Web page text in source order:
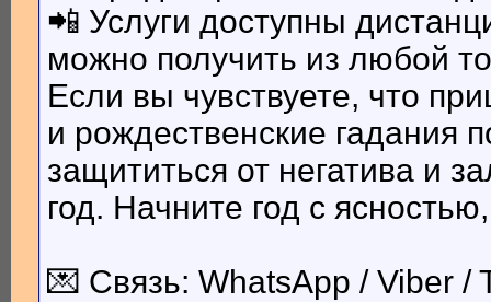
📲 Услуги доступны
можно получить из любой
Если вы чувствуете, что
и рождественские гадания
защититься от негатива и
год. Начните год с
💌 Связь: WhatsApp / Viber /